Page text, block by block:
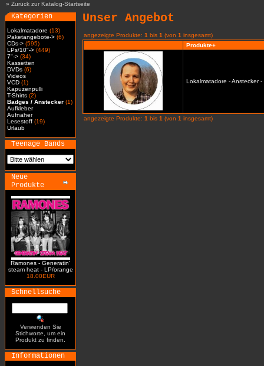
» Zurück zur Katalog-Startseite
Kategorien
Lokalmatadore (13)
Paketangebote-> (6)
CDs-> (595)
LPs/10"-> (449)
7"-> (34)
Kassetten
DVDs (6)
Videos
VCD (1)
Kapuzenpulli
T-Shirts (2)
Badges / Anstecker (1)
Aufkleber
Aufnäher
Lesestoff (19)
Urlaub
Teenage Bands
Neue
Produkte
Ramones - Generatin'
steam heat - LP/orange
18.00EUR
Schnellsuche
Verwenden Sie
Stichworte, um ein
Produkt zu finden.
Informationen
Unser Angebot
angezeigte Produkte: 1 bis 1 (von 1 insgesamt)
Produkte+
Lokalmatadore - Anstecker -
angezeigte Produkte: 1 bis 1 (von 1 insgesamt)